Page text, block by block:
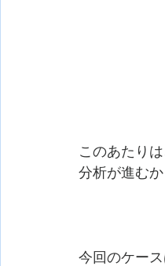
このあたり
分析が進むか
今回のケー